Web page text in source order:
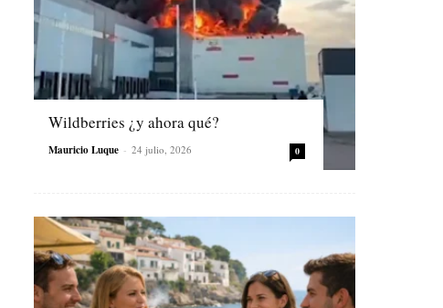
Wildberries ¿y ahora qué?
Mauricio Luque - 24 julio, 2026 0